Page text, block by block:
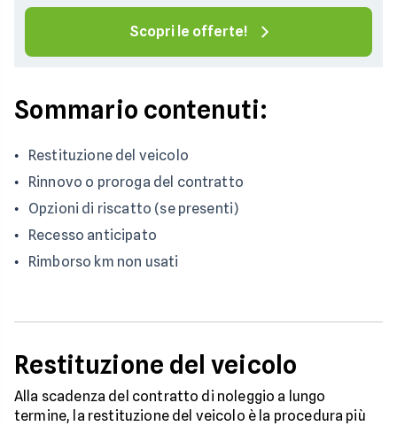
Scopri le offerte!
Sommario contenuti:
Restituzione del veicolo
Rinnovo o proroga del contratto
Opzioni di riscatto (se presenti)
Recesso anticipato
Rimborso km non usati
Restituzione del veicolo
Alla scadenza del contratto di noleggio a lungo
termine, la restituzione del veicolo è la procedura più